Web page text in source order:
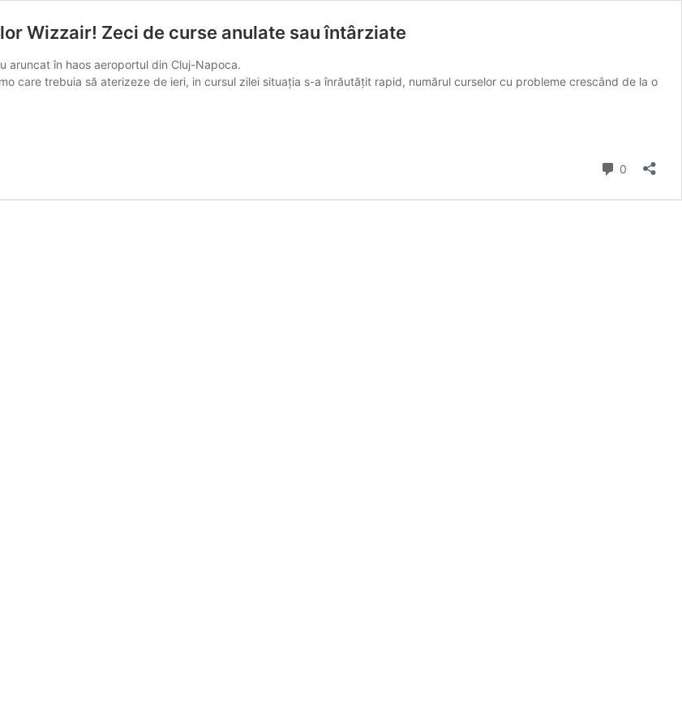
Wizzair! Zeci de curse anulate sau întârziate
aruncat în haos aeroportul din Cluj-Napoca.
care trebuia să aterizeze de ieri, in cursul zilei situația s-a înrăutățit rapid, numărul curselor cu probleme crescând de la o
0 comentarii